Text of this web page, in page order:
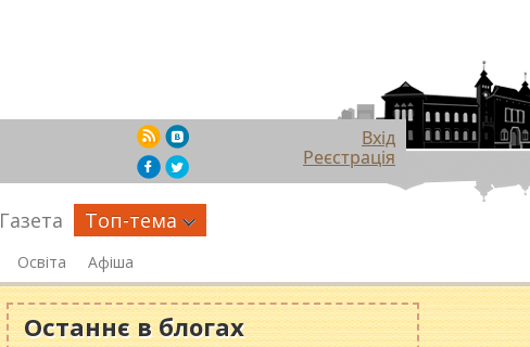
Вхід
Реєстрація
Газета Топ-тема
Освіта Афіша
Останнє в блогах